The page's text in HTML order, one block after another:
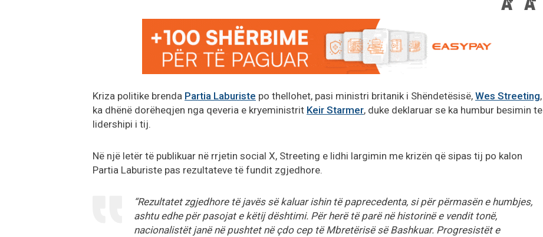
Kriza politike brenda Partia Laburiste po thellohet, pasi ministri britanik i Shëndetësisë, Wes Streeting,
ka dhënë dorëheqjen nga qeveria e kryeministrit Keir Starmer, duke deklaruar se ka humbur besimin te
lidershipi i tij.
Në një letër të publikuar në rrjetin social X, Streeting e lidhi largimin me krizën që sipas tij po kalon
Partia Laburiste pas rezultateve të fundit zgjedhore.
“Rezultatet zgjedhore të javës së kaluar ishin të paprecedenta, si për përmasën e humbjes,
ashtu edhe për pasojat e këtij dështimi. Për herë të parë në historinë e vendit tonë,
nacionalistët janë në pushtet në çdo cep të Mbretërisë së Bashkuar. Progresistët e